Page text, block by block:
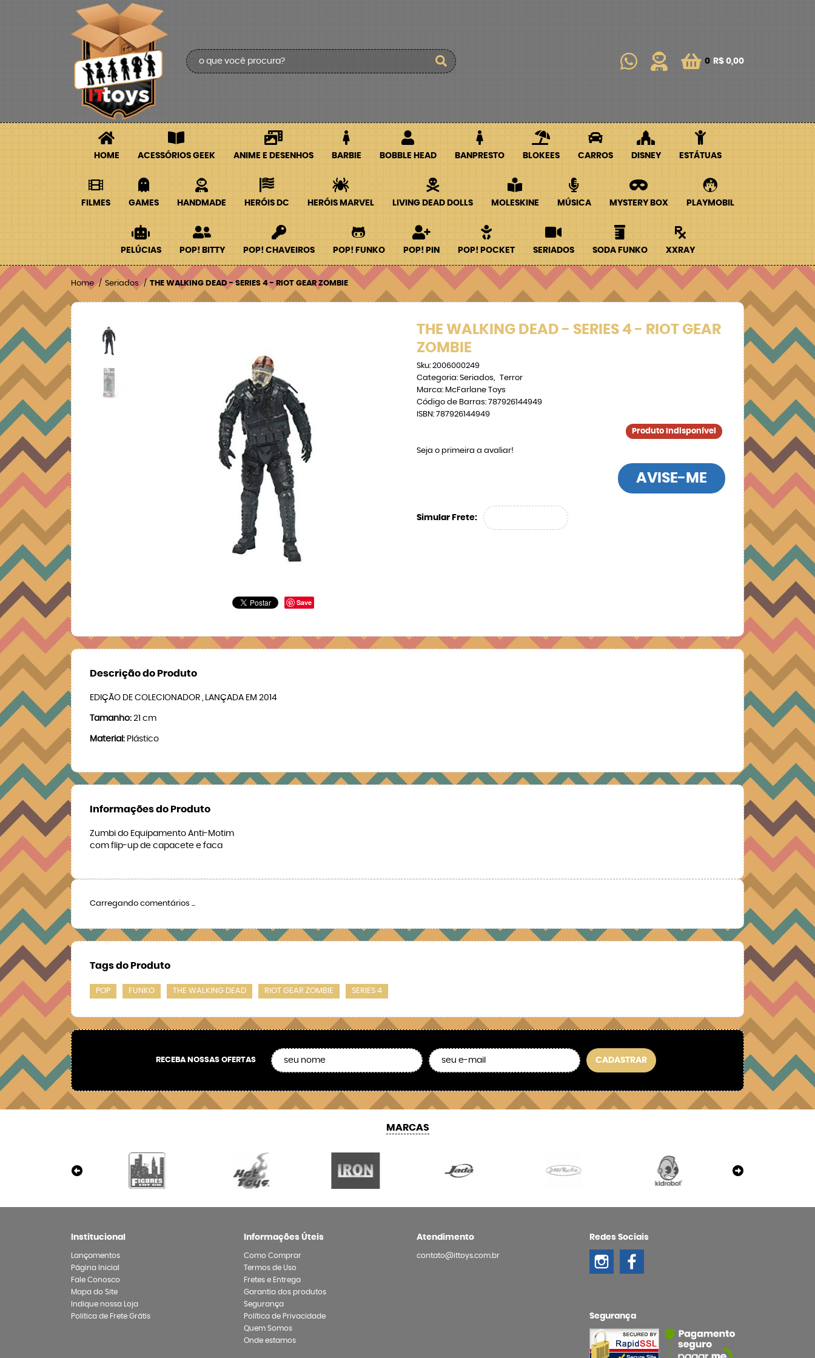
0 R$ 0,00
HOME ACESSÓRIOS GEEK ANIME E DESENHOS BARBIE BOBBLE HEAD BANPRESTO BLOKEES CARROS DISNEY ESTÁTUAS
FILMES GAMES HANDMADE HERÓIS DC HERÓIS MARVEL LIVING DEAD DOLLS MOLESKINE MÚSICA MYSTERY BOX PLAYMOBIL
PELÚCIAS POP! BITTY POP! CHAVEIROS POP! FUNKO POP! PIN POP! POCKET SERIADOS SODA FUNKO XXRAY
Home Seriados THE WALKING DEAD - SERIES 4 - RIOT GEAR ZOMBIE
Save
THE WALKING DEAD - SERIES 4 - RIOT GEAR
ZOMBIE
Sku: 2006000249
Categoria: Seriados
Terror
Marca: McFarlane Toys
Código de Barras: 787926144949
ISBN: 787926144949
Produto Indisponível
Seja o primeira a avaliar!
AVISE-ME
Simular Frete:
Descrição do Produto
EDIÇÃO DE COLECIONADOR , LANÇADA EM 2014
Tamanho: 21 cm
Material: Plástico
Informações do Produto
Zumbi do Equipamento Anti-Motim
com flip-up de capacete e faca
Carregando comentários ...
Tags do Produto
POP FUNKO THE WALKING DEAD RIOT GEAR ZOMBIE SERIES 4
RECEBA NOSSAS OFERTAS CADASTRAR
MARCAS
Institucional
Lançamentos
Página Inicial
Fale Conosco
Mapa do Site
Indique nossa Loja
Politica de Frete Grátis
Informações Úteis
Como Comprar
Termos de Uso
Fretes e Entrega
Garantia dos produtos
Segurança
Política de Privacidade
Quem Somos
Onde estamos
Atendimento
contato@ittoys.com.br
Redes Sociais
Segurança